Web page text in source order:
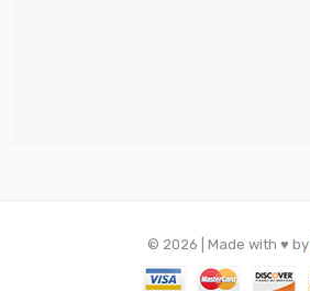
© 2026 | Made with ♥️ by